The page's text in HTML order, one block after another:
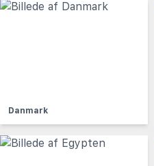
Danmark